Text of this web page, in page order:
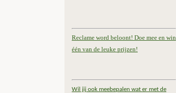
Reclame word beloont! Doe mee en win
één van de leuke prijzen!
Wil jij ook meebepalen wat er met de